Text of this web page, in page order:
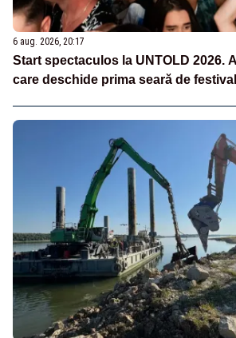
6 aug. 2026, 20:17
Start spectaculos la UNTOLD 2026.
care deschide prima seară de festival